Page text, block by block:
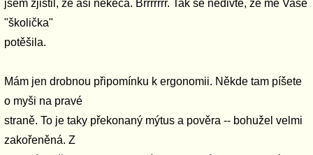
jsem zjistil, že asi nekecá. Brrrrrrr. Tak se nedivte, že mě Vaše
"školička"
potěšila.
Mám jen drobnou připomínku k ergonomii. Někde tam píšete
o myši na pravé
straně. To je taky překonaný mýtus a pověra -- bohužel velmi
zakořeněná. Z